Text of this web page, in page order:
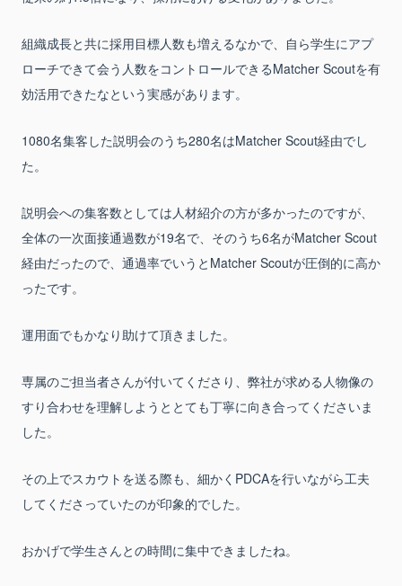
組織成長と共に採用目標人数も増えるなかで、自ら学生にアプ
ローチできて会う人数をコントロールできるMatcher Scoutを有
効活用できたなという実感があります。
1080名集客した説明会のうち280名はMatcher Scout経由でし
た。
説明会への集客数としては人材紹介の方が多かったのですが、
全体の一次面接通過数が19名で、そのうち6名がMatcher Scout
経由だったので、通過率でいうとMatcher Scoutが圧倒的に高か
ったです。
運用面でもかなり助けて頂きました。
専属のご担当者さんが付いてくださり、弊社が求める人物像の
すり合わせを理解しようととても丁寧に向き合ってくださいま
した。
その上でスカウトを送る際も、細かくPDCAを行いながら工夫
してくださっていたのが印象的でした。
おかげで学生さんとの時間に集中できましたね。